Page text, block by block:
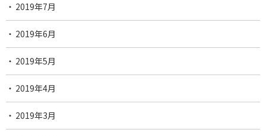
2019年7月
2019年6月
2019年5月
2019年4月
2019年3月